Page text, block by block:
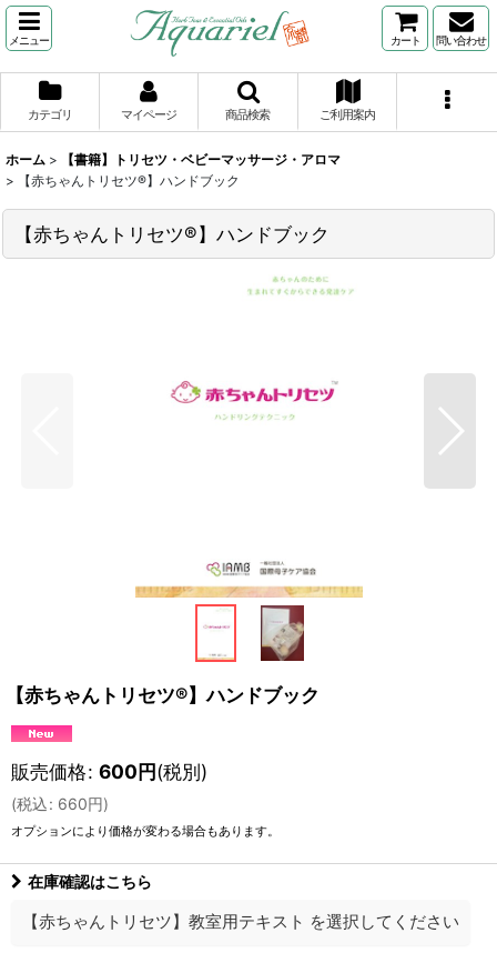
メニュー カート 問い合わせ
カテゴリ マイページ 商品検索 ご利用案内
ホーム >
【書籍】トリセツ・ベビーマッサージ・アロマ
>
【赤ちゃんトリセツ®】ハンドブック
【赤ちゃんトリセツ®】ハンドブック
【赤ちゃんトリセツ®】ハンドブック
販売価格: 600円(税別)
(税込: 660円)
オプションにより価格が変わる場合もあります。
在庫確認はこちら
【赤ちゃんトリセツ】教室用テキスト を選択してください